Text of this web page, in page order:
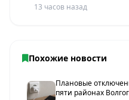
13 часов назад
Похожие новости
Плановые
пяти районах